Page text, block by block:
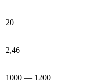
20
2,46
1000 — 1200